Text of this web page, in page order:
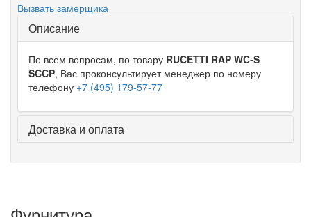
Вызвать замерщика
Описание
По всем вопросам, по товару RUCETTI RAP WC-S
SCCP, Вас проконсультирует менеджер по номеру
телефону +7 (495) 179-57-77
Доставка и оплата